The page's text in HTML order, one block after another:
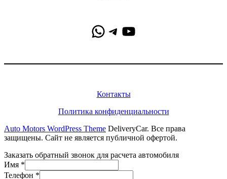
WhatsApp
Telegram
YouTube
Контакты
Политика конфиденциальности
Auto Motors WordPress Theme DeliveryCar. Все права
защищены. Сайт не является публичной офертой.
Заказать обратный звонок для расчета автомобиля
Имя *
Телефон *